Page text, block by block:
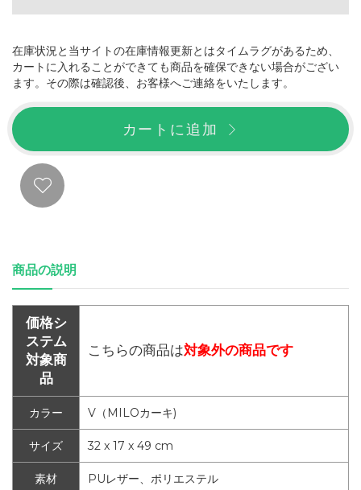
在庫状況と当サイトの在庫情報更新とはタイムラグがあるため、
カートに入れることができても商品を確保できない場合がござい
ます。その際は確認後、お客様へご連絡をいたします。
カートに追加
商品の説明
価格シ
ステム
対象商
品
こちらの商品は対象外の商品です
カラー V（MILOカーキ)
サイズ 32 x 17 x 49 cm
素材 PUレザー、ポリエステル